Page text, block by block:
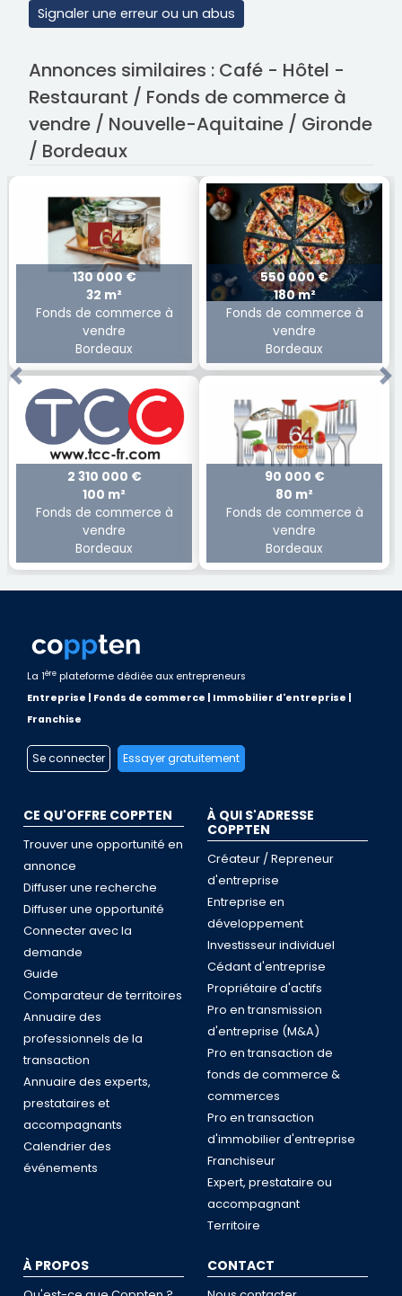
Signaler une erreur ou un abus
Annonces similaires : Café - Hôtel -
Restaurant / Fonds de commerce à
vendre / Nouvelle-Aquitaine / Gironde
/ Bordeaux
130 000 €
32 m²
Fonds de commerce à
vendre
Bordeaux
550 000 €
180 m²
Fonds de commerce à
vendre
Bordeaux
2 310 000 €
100 m²
Fonds de commerce à
vendre
Bordeaux
90 000 €
80 m²
Fonds de commerce à
vendre
Bordeaux
Previous
La 1ère plateforme dédiée aux entrepreneurs
Entreprise | Fonds de commerce | Immobilier d'entreprise |
Franchise
Se connecter Essayer gratuitement
CE QU'OFFRE COPPTEN
Trouver une opportunité en
annonce
Diffuser une recherche
Diffuser une opportunité
Connecter avec la
demande
Guide
Comparateur de territoires
Annuaire des
professionnels de la
transaction
Annuaire des experts,
prestataires et
accompagnants
Calendrier des
événements
À QUI S'ADRESSE
COPPTEN
Créateur / Repreneur
d'entreprise
Entreprise en
développement
Investisseur individuel
Cédant d'entreprise
Propriétaire d'actifs
Pro en transmission
d'entreprise (M&A)
Pro en transaction de
fonds de commerce &
commerces
Pro en transaction
d'immobilier d'entreprise
Franchiseur
Expert, prestataire ou
accompagnant
Territoire
À PROPOS CONTACT